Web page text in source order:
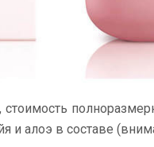
и алоэ в составе